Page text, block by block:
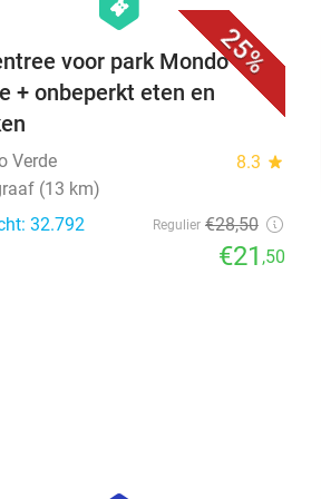
25%
events
voor park Mondo
+ onbeperkt eten en
Verde 8.3 star
(13 km)
32.792
Regulier €28,50
€21 ,50